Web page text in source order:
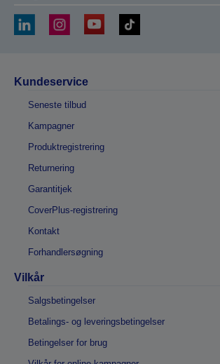
Kundeservice
Seneste tilbud
Kampagner
Produktregistrering
Returnering
Garantitjek
CoverPlus-registrering
Kontakt
Forhandlersøgning
Vilkår
Salgsbetingelser
Betalings- og leveringsbetingelser
Betingelser for brug